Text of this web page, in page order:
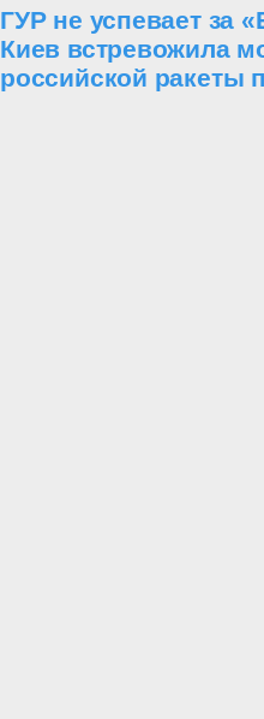
ГУР не успевает за
Киев встревожила
российской ракеты